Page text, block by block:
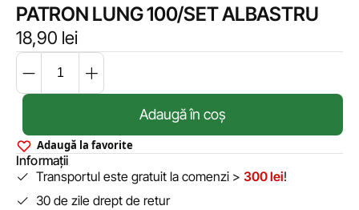
PATRON LUNG 100/SET ALBASTRU
18,90 lei
Adaugă în coș
Adaugă la favorite
Informații
Transportul este gratuit la comenzi > 300 lei!
30 de zile drept de retur